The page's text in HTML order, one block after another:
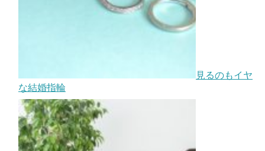
見るのもイヤ
な結婚指輪